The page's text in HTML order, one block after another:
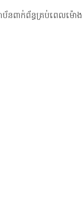
ាប័នពាក់ព័ន្ធគ្រប់ពេលម៉ោង